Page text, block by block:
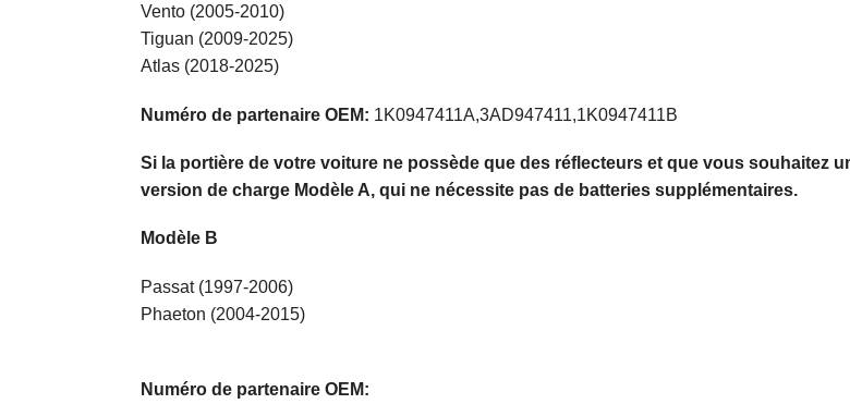
Vento (2005-2010)
Tiguan (2009-2025)
Atlas (2018-2025)
Numéro de partenaire OEM: 1K0947411A,3AD947411,1K0947411B
Si la portière de votre voiture ne possède que des réflecteurs et que vous souhaitez
version de charge Modèle A, qui ne nécessite pas de batteries supplémentaires.
Modèle B
Passat (1997-2006)
Phaeton (2004-2015)
Numéro de partenaire OEM: